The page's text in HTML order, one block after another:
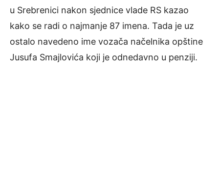
u Srebrenici nakon sjednice vlade RS kazao
kako se radi o najmanje 87 imena. Tada je uz
ostalo navedeno ime vozača načelnika opštine
Jusufa Smajlovića koji je odnedavno u penziji.